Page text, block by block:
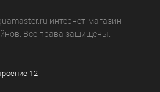
интернет-магазин
Все права защищены.
12